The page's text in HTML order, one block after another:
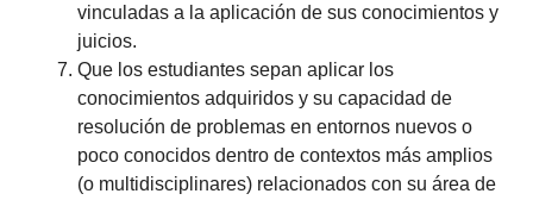
vinculadas a la aplicación de sus conocimientos y
juicios.
Que los estudiantes sepan aplicar los
conocimientos adquiridos y su capacidad de
resolución de problemas en entornos nuevos o
poco conocidos dentro de contextos más amplios
(o multidisciplinares) relacionados con su área de